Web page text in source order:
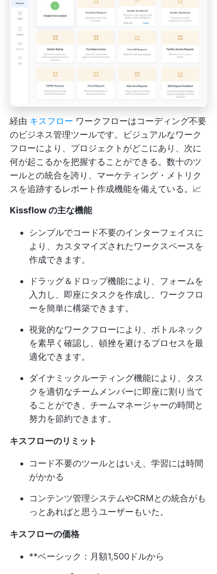
経由 キスフロー ワークフローはコーディング不要
のビジネス管理ツールです。ビジュアルなワーク
フローにより、プロジェクトがどこにあり、次に
何が起こるかを把握することができる。数十のツ
ールとの統合を誇り、マーケティング・メトリク
スを追跡するレポート作成機能を備えている。📈
Kissflow の主な機能
シンプルでコード不要のインターフェイスに
より、カスタマイズされたワークスペースを
作成できます。
ドラッグ＆ドロップ機能により、フォームを
入力し、即座にタスクを作成し、ワークフロ
ーを簡単に構築できます。
視覚的なワークフローにより、ボトルネック
を素早く確認し、頓挫を避けるプロセスを最
適化できます。
ダイナミックルーティング機能により、タス
クを適切なチームメンバーに即座に割り当て
ることができ、チームマネージャーの時間と
努力を節約できます。
キスフローのリミット
コード不要のツールとはいえ、学習には時間
がかかる
コンテンツ管理システムやCRMとの統合がも
っとあればと思うユーザーもいた。
キスフローの価格
**ベーシック：月額1,500ドルから